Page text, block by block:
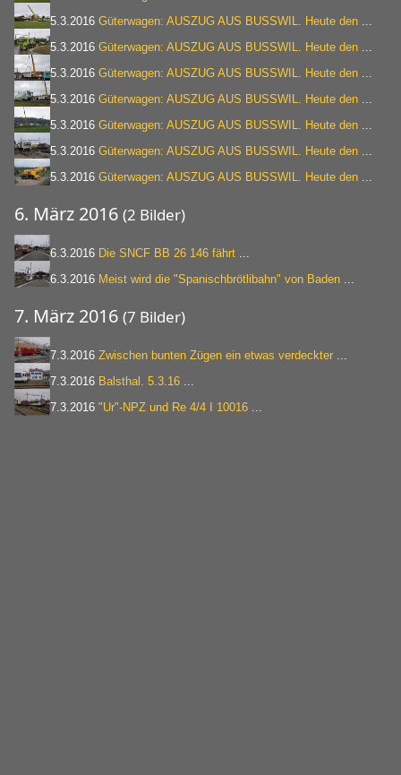
5.3.2016 Güterwagen: AUSZUG AUS BUSSWIL. Heute den ...
5.3.2016 Güterwagen: AUSZUG AUS BUSSWIL. Heute den ...
5.3.2016 Güterwagen: AUSZUG AUS BUSSWIL. Heute den ...
5.3.2016 Güterwagen: AUSZUG AUS BUSSWIL. Heute den ...
5.3.2016 Güterwagen: AUSZUG AUS BUSSWIL. Heute den ...
5.3.2016 Güterwagen: AUSZUG AUS BUSSWIL. Heute den ...
5.3.2016 Güterwagen: AUSZUG AUS BUSSWIL. Heute den ...
6. März 2016 (2 Bilder)
6.3.2016 Die SNCF BB 26 146 fährt ...
6.3.2016 Meist wird die "Spanischbrötlibahn" von Baden ...
7. März 2016 (7 Bilder)
7.3.2016 Zwischen bunten Zügen ein etwas verdeckter ...
7.3.2016 Balsthal. 5.3.16 ...
7.3.2016 "Ur"-NPZ und Re 4/4 I 10016 ...